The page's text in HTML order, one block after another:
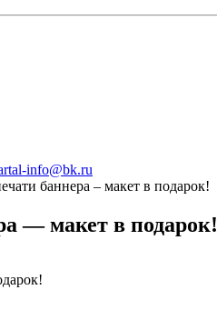
info@bk.ru
баннера – макет в подарок!
— макет в подарок!